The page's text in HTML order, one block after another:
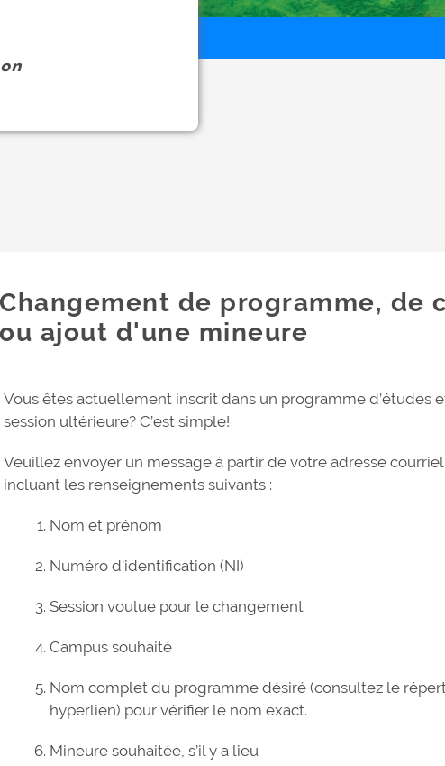
Changement de programme, de
ou ajout d'une mineure
Vous êtes actuellement inscrit dans un programme d’études
session ultérieure? C’est simple!
Veuillez envoyer un message à partir de votre adresse
incluant les renseignements suivants :
Nom et prénom
Numéro d'identification (NI)
Session voulue pour le changement
Campus souhaité
Nom complet du programme désiré (consultez le
hyperlien) pour vérifier le nom exact.
Mineure souhaitée, s’il y a lieu